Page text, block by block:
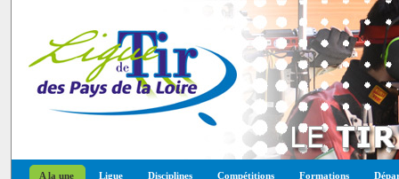
A la une Ligue Disciplines Compétitions Formations